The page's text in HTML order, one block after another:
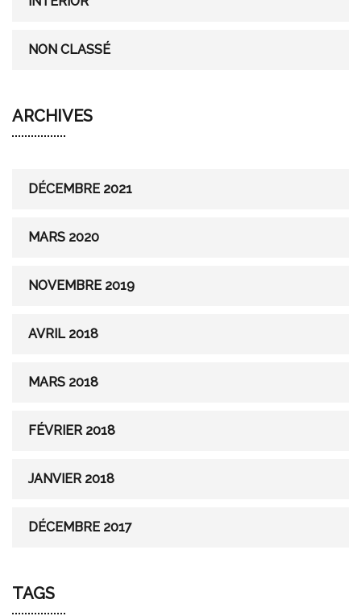
NON CLASSÉ
ARCHIVES
DÉCEMBRE 2021
MARS 2020
NOVEMBRE 2019
AVRIL 2018
MARS 2018
FÉVRIER 2018
JANVIER 2018
DÉCEMBRE 2017
TAGS